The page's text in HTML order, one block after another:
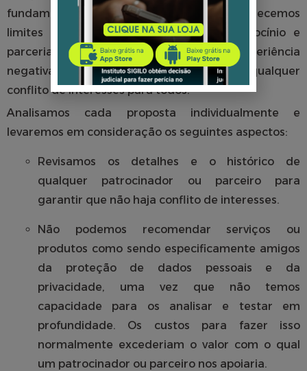
fundamentais para nós, por isso estabelecemos
limites rígidos a qualquer forma de patrocínio e
parceria. Isto deve evitar qualquer experiência
negativa ou mesmo apenas a sugestão de qualquer
conflito de interesses para todos.
Analisamos cada proposta individualmente e
levaremos em consideração os seguintes aspectos:
Revisamos os detalhes e o histórico de
qualquer patrocinador ou parceiro para
garantir que não haja conflito de interesses.
Não podemos recomendar serviços ou
produtos como sendo especificamente amigos
da proteção de dados pessoais e da
privacidade, uma vez que não temos
capacidade para os analisar e testar em
profundidade. Os custos para fazer isso
normalmente excederiam o valor com o qual
um patrocinador ou parceiro nos apoiaria.